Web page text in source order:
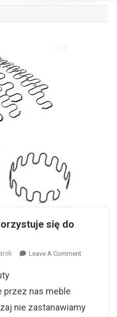
się do
Leave A CommentOn
Do
przez nas meble
nie zastanawiamy